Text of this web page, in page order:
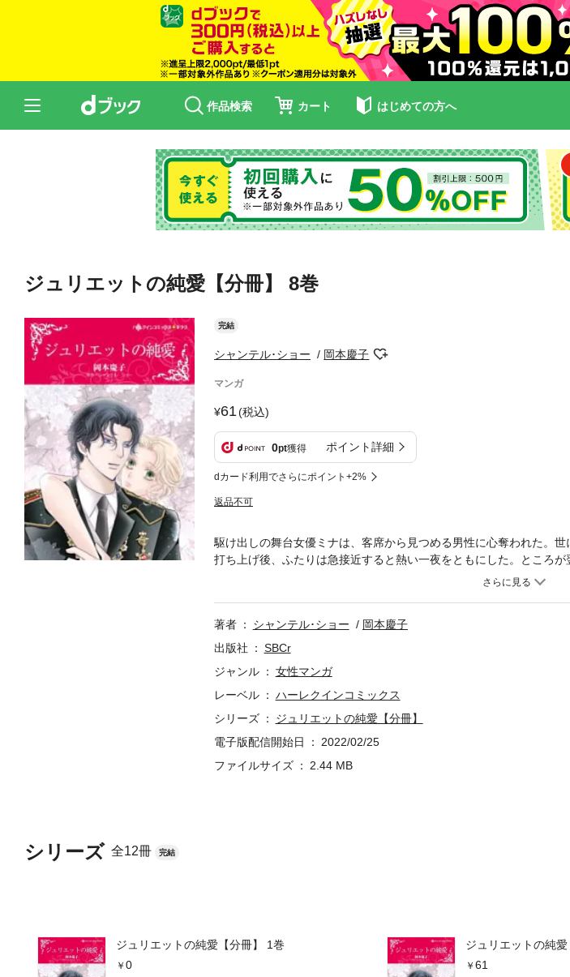
作品検索 カート はじめての方へ
ジュリエットの純愛【分冊】 8巻
完結
シャンテル･ショー 岡本慶子
マンガ
61(税込)
0pt獲得 ポイント詳細
dカード利用でさらにポイント+2%
返品不可
シリーズ 全12冊 完結
ジュリエットの純愛【分冊】 1巻
0
ジュリエットの純
61
駆け出しの舞台女優ミナは、客席から見つめる男性に心奪われた。
打ち上げ後、ふたりは急接近すると熱い一夜をともにした。ところが
ることを知る。しかも、インターネット上にホテルに入るふたりの
著者
シャンテル･ショー
岡本慶子
出版社
SBCr
ジャンル
女性マンガ
レーベル
ハーレクインコミックス
シリーズ
ジュリエットの純愛【分冊】
電子版配信開始日
2022/02/25
ファイルサイズ
2.44 MB